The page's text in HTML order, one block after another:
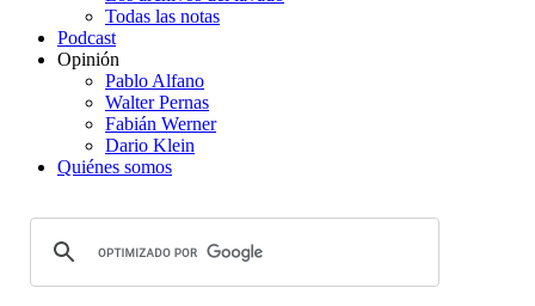
Todas las notas
Podcast
Opinión
Pablo Alfano
Walter Pernas
Fabián Werner
Dario Klein
Quiénes somos